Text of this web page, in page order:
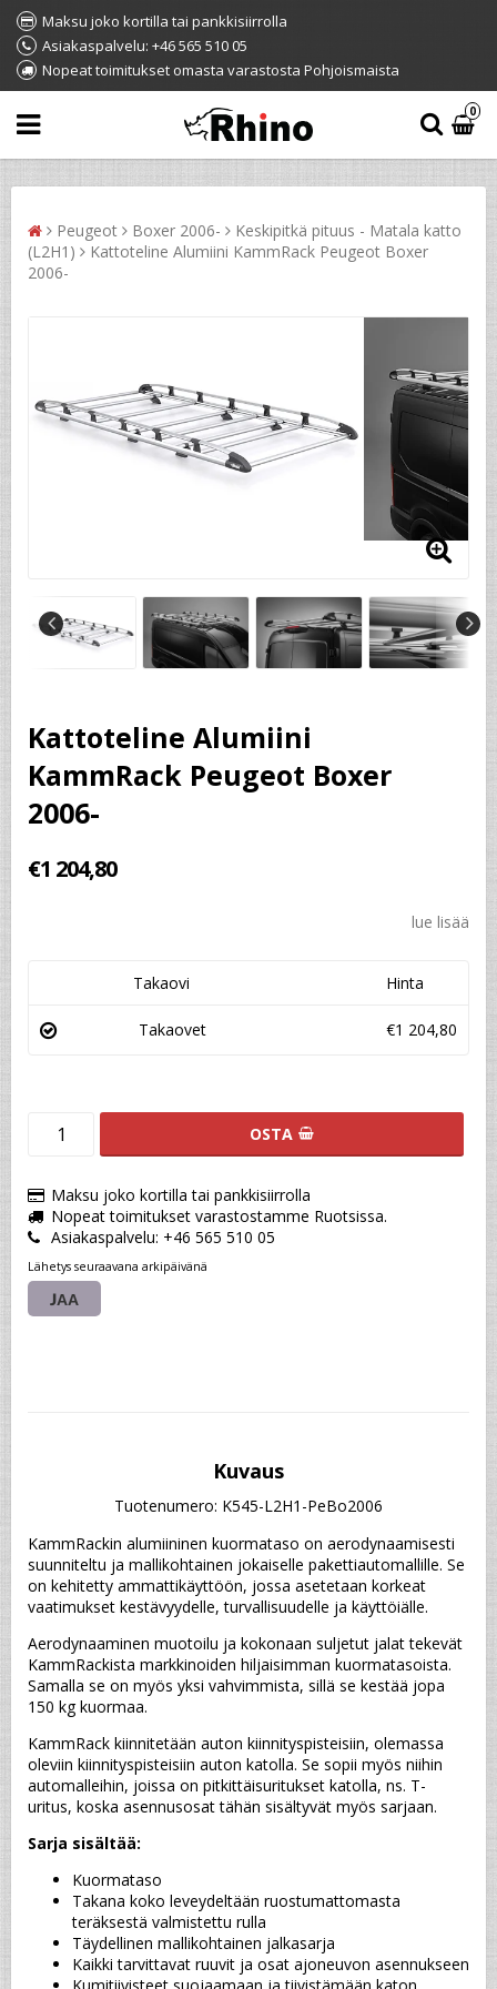
Maksu joko kortilla tai pankkisiirrolla
Asiakaspalvelu: +46 565 510 05
Nopeat toimitukset omasta varastosta Pohjoismaista
0
Peugeot Boxer 2006-
Keskipitkä pituus - Matala katto
(L2H1)
Kattoteline Alumiini KammRack Peugeot Boxer
2006-
Kattoteline Alumiini
KammRack Peugeot Boxer
2006-
€1 204,80
lue lisää
Takaovi Hinta
Takaovet €1 204,80
OSTA
Maksu joko kortilla tai pankkisiirrolla
Nopeat toimitukset varastostamme Ruotsissa.
Asiakaspalvelu: +46 565 510 05
Lähetys seuraavana arkipäivänä
JAA
Kuvaus
Tuotenumero: K545-L2H1-PeBo2006
KammRackin alumiininen kuormataso on aerodynaamisesti
suunniteltu ja mallikohtainen jokaiselle pakettiautomallille. Se
on kehitetty ammattikäyttöön, jossa asetetaan korkeat
vaatimukset kestävyydelle, turvallisuudelle ja käyttöiälle.
Aerodynaaminen muotoilu ja kokonaan suljetut jalat tekevät
KammRackista markkinoiden hiljaisimman kuormatasoista.
Samalla se on myös yksi vahvimmista, sillä se kestää jopa
150 kg kuormaa.
KammRack kiinnitetään auton kiinnityspisteisiin, olemassa
oleviin kiinnityspisteisiin auton katolla. Se sopii myös niihin
automalleihin, joissa on pitkittäisuritukset katolla, ns. T-
uritus, koska asennusosat tähän sisältyvät myös sarjaan.
Sarja sisältää:
Kuormataso
Takana koko leveydeltään ruostumattomasta
teräksestä valmistettu rulla
Täydellinen mallikohtainen jalkasarja
Kaikki tarvittavat ruuvit ja osat ajoneuvon asennukseen
Kumitiivisteet suojaamaan ja tiivistämään katon